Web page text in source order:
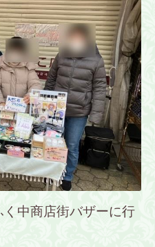
中商店街バザーに行